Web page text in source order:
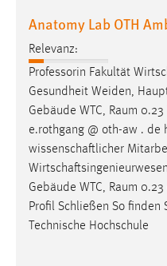
Anatomy Lab OTH
Relevanz:
Professorin Fakultät
Gesundheit Weiden,
Gebäude WTC, Raum 0.23
e.rothgang @ oth-aw .
wissenschaftlicher
Gebäude WTC, Raum 0.23
Profil Schließen So finden
Technische Hochschule
Name:
Zweck:
Das Cookie speichert
Cookie Laufzeit:
30 Tage
Chat
Name:
MibewSessionID,